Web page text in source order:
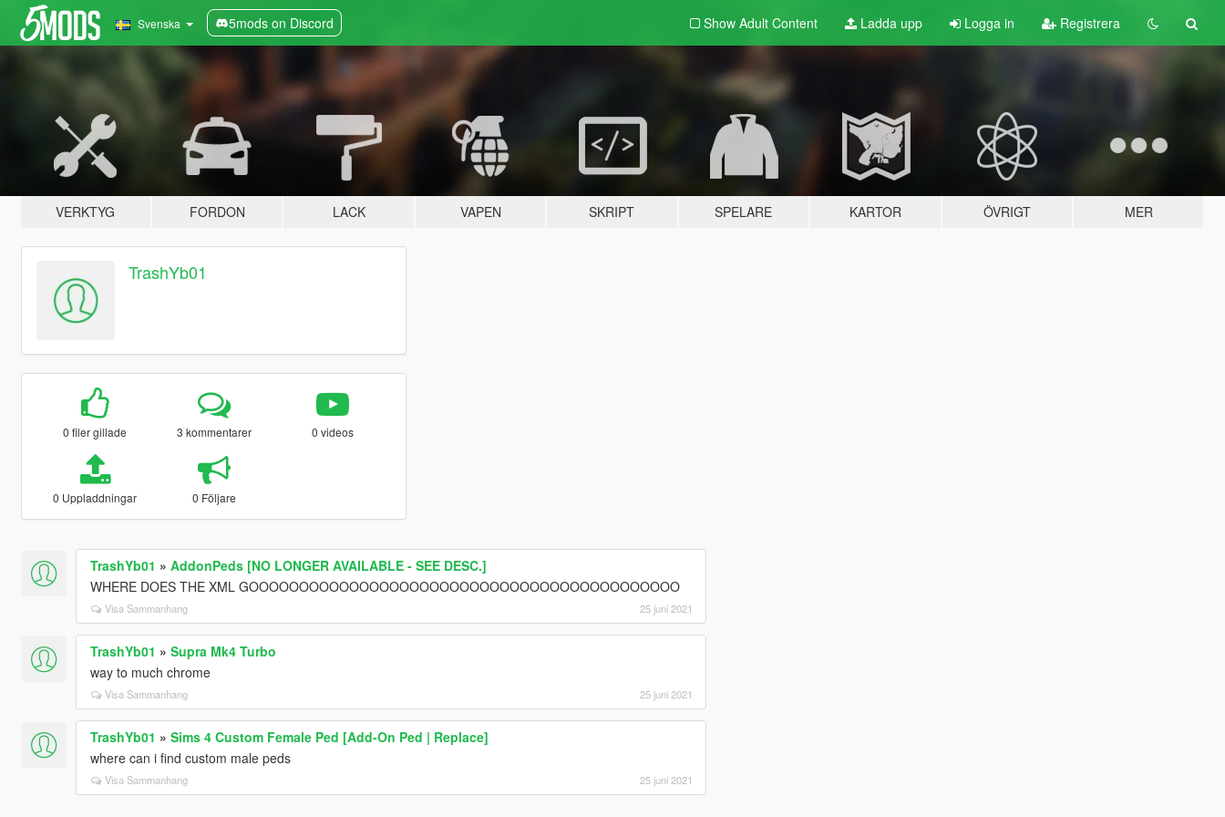
Svenska 5mods on Discord Show Adult Content Ladda upp Logga in Registrera
VERKTYG FORDON LACK VAPEN SKRIPT SPELARE KARTOR ÖVRIGT MER
TrashYb01
0 filer gillade 3 kommentarer 0 videos
0 Uppladdningar 0 Följare
TrashYb01 » AddonPeds [NO LONGER AVAILABLE - SEE DESC.]
WHERE DOES THE XML GOOOOOOOOOOOOOOOOOOOOOOOOOOOOOOOOOOOOOOOOOOO
Visa Sammanhang 25 juni 2021
TrashYb01 » Supra Mk4 Turbo
way to much chrome
Visa Sammanhang 25 juni 2021
TrashYb01 » Sims 4 Custom Female Ped [Add-On Ped | Replace]
where can i find custom male peds
Visa Sammanhang 25 juni 2021